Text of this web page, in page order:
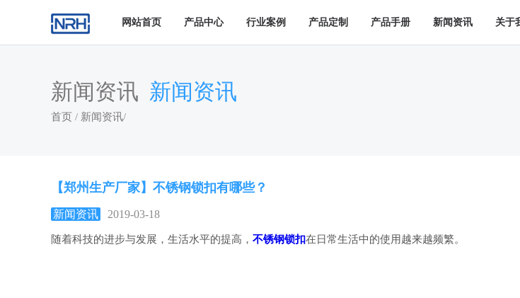
网站首页 产品中心 行业案例 产品定制 产品手册 新闻资讯 关于
新闻资讯 新闻资讯
首页 / 新闻资讯/
【郑州生产厂家】不锈钢锁扣有哪些？
新闻资讯 2019-03-18
随着科技的进步与发展，生活水平的提高， 不锈钢锁扣在日常生活中的使用越来越频繁。